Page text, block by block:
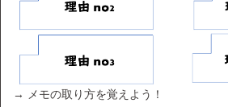
→ メモの取り方を覚えよう！